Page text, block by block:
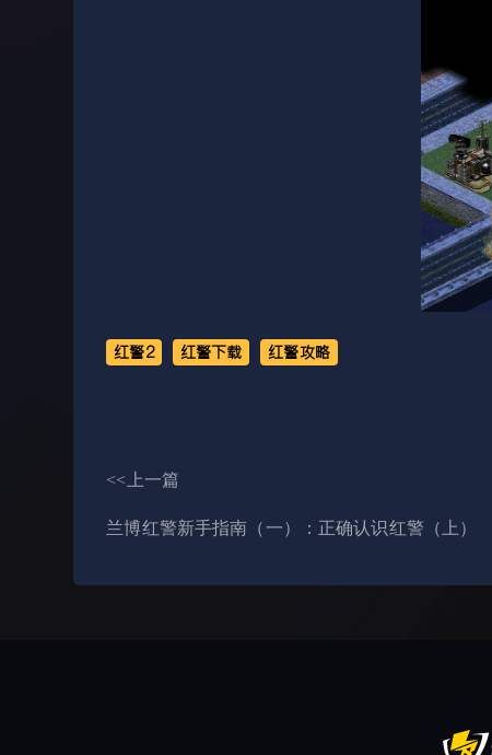
红警2 红警下载 红警攻略
<<上一篇
兰博红警新手指南（一）：正确认识红警（上）